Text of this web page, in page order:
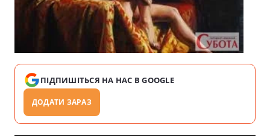
ПІДПИШІТЬСЯ НА НАС В GOOGLE
ДОДАТИ ЗАРАЗ